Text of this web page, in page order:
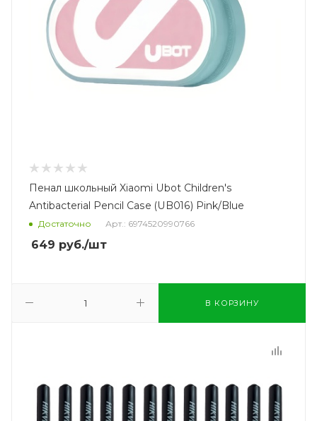
Пенал школьный Xiaomi Ubot Children's
Antibacterial Pencil Case (UB016) Pink/Blue
Достаточно Арт.: 6974520990766
649 руб./шт
В КОРЗИНУ